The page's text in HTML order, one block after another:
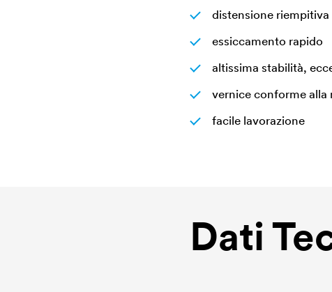
distensione
essiccamento rapido
altissima stabilità,
vernice conforme alla
facile lavorazione
Dati